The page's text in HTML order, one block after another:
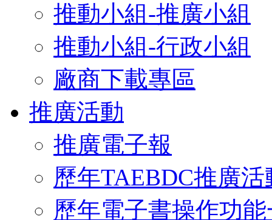
推動小組-推廣小組
推動小組-行政小組
廠商下載專區
推廣活動
推廣電子報
歷年TAEBDC推廣活
歷年電子書操作功